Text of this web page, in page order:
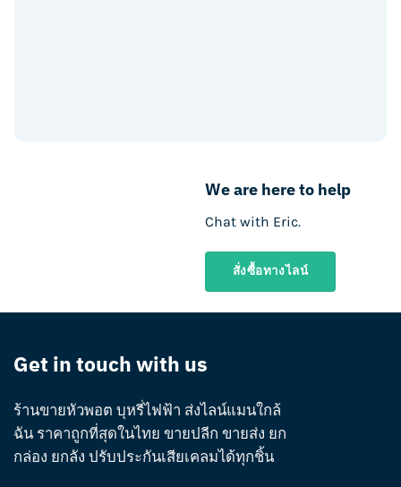
We are here to help
Chat with Eric.
สั่งซื้อทางไลน์
Get in touch with us
ร้านขายหัวพอต บุหรี่ไฟฟ้า ส่งไลน์แมนใกล้
ฉัน ราคาถูกที่สุดในไทย ขายปลีก ขายส่ง ยก
กล่อง ยกลัง ปรับประกันเสียเคลมได้ทุกชิ้น